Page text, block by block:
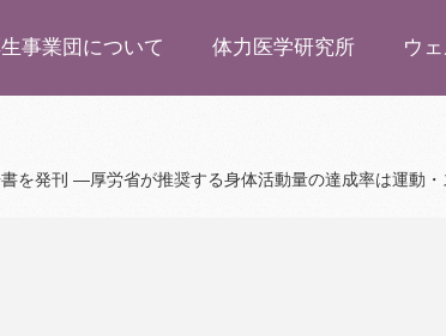
事業団について 体力医学研究所 ウ
を発刊 ―厚労省が推奨する身体活動量の達成率は運動